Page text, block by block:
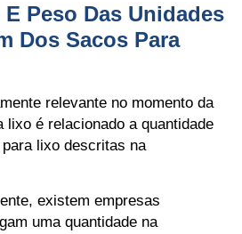
Peso Das Unidades
Dos Sacos Para
relevante no momento da
lixo é relacionado a quantidade
lixo descritas na
existem empresas
uma quantidade na